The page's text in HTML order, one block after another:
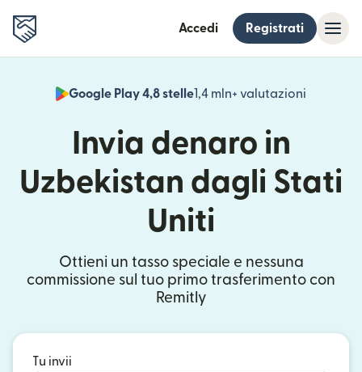
Accedi Registrati
Google Play 4,8 stelle1,4 mln+ valutazioni
Invia denaro in
Uzbekistan dagli Stati
Uniti
Ottieni un tasso speciale e nessuna
commissione sul tuo primo trasferimento con
Remitly
Tu invii